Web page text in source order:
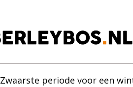
Zwaarste periode voor een